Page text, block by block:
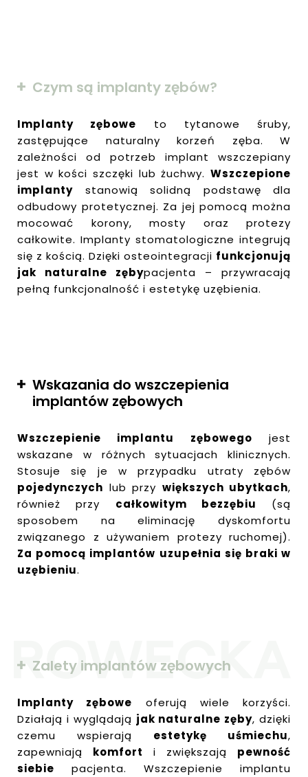
Czym są implanty zębów?
Implanty zębowe to tytanowe śruby,
zastępujące naturalny korzeń zęba. W
zależności od potrzeb implant wszczepiany
jest w kości szczęki lub żuchwy. Wszczepione
implanty stanowią solidną podstawę dla
odbudowy protetycznej. Za jej pomocą można
mocować korony, mosty oraz protezy
całkowite. Implanty stomatologiczne integrują
się z kością. Dzięki osteointegracji funkcjonują
jak naturalne zębypacjenta – przywracają
pełną funkcjonalność i estetykę uzębienia.
Wskazania do wszczepienia
implantów zębowych
Wszczepienie implantu zębowego jest
wskazane w różnych sytuacjach klinicznych.
Stosuje się je w przypadku utraty zębów
pojedynczych lub przy większych ubytkach,
również przy całkowitym bezzębiu (są
sposobem na eliminację dyskomfortu
związanego z używaniem protezy ruchomej).
Za pomocą implantów uzupełnia się braki w
uzębieniu.
Zalety implantów zębowych
Implanty zębowe oferują wiele korzyści.
Działają i wyglądają jak naturalne zęby, dzięki
czemu wspierają estetykę uśmiechu,
zapewniają komfort i zwiększają pewność
siebie pacjenta. Wszczepienie implantu